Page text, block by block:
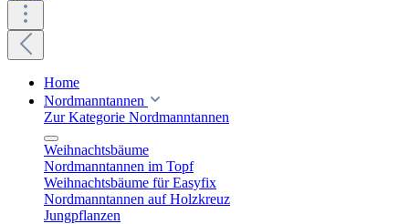
Home
Nordmanntannen
Zur Kategorie Nordmanntannen
Weihnachtsbäume
Nordmanntannen im Topf
Weihnachtsbäume für Easyfix
Nordmanntannen auf Holzkreuz
Jungpflanzen